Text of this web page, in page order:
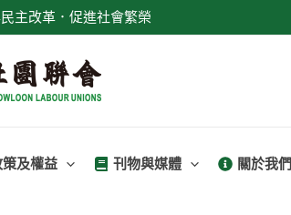
主改革．促進社會繁榮
及權益 刊物與媒體 關於我們